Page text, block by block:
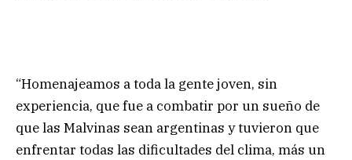
“Homenajeamos a toda la gente joven, sin
experiencia, que fue a combatir por un sueño de
que las Malvinas sean argentinas y tuvieron que
enfrentar todas las dificultades del clima, más un